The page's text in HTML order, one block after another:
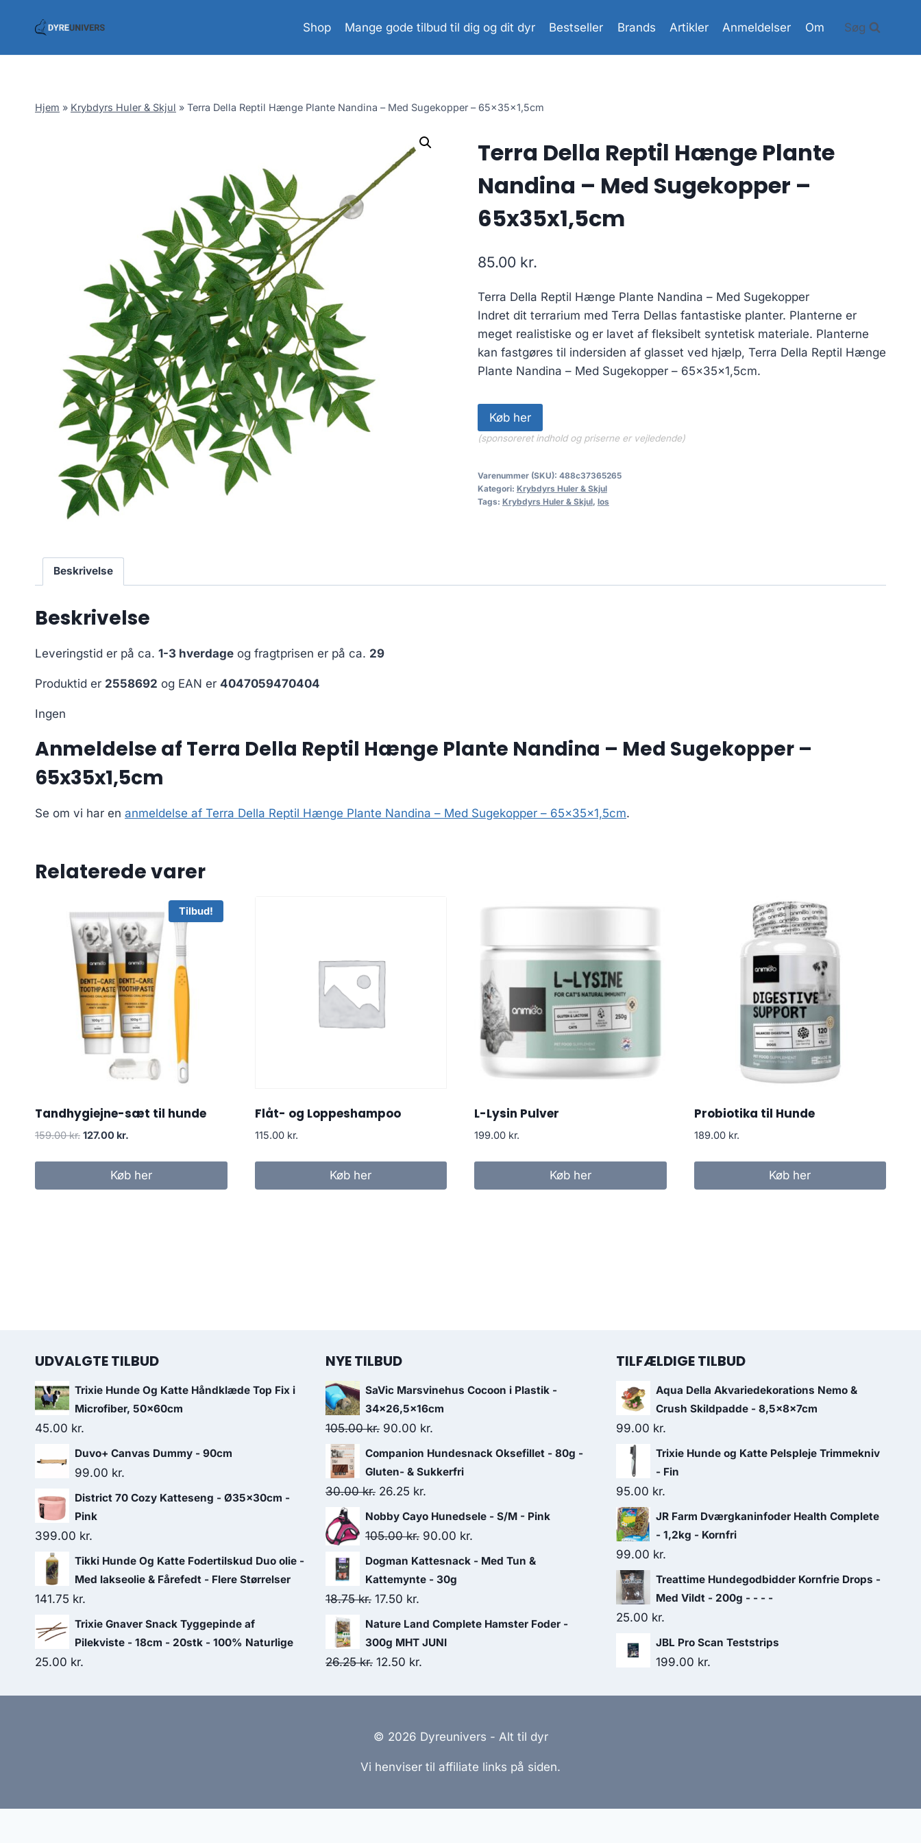
Shop Mange gode tilbud til dig og dit dyr Bestseller Brands Artikler Anmeldelser Om Søg
Hjem » Krybdyrs Huler & Skjul » Terra Della Reptil Hænge Plante Nandina – Med Sugekopper – 65x35x1,5cm
Terra Della Reptil Hænge Plante
Nandina – Med Sugekopper –
65x35x1,5cm
85.00 kr.
Terra Della Reptil Hænge Plante Nandina – Med Sugekopper
Indret dit terrarium med Terra Dellas fantastiske planter. Planterne er
meget realistiske og er lavet af fleksibelt syntetisk materiale. Planterne
kan fastgøres til indersiden af glasset ved hjælp, Terra Della Reptil Hænge
Plante Nandina – Med Sugekopper – 65x35x1,5cm.
Køb her
(sponsoreret indhold og priserne er vejledende)
Varenummer (SKU): 488c37365265
Kategori: Krybdyrs Huler & Skjul
Tags: Krybdyrs Huler & Skjul, los
Beskrivelse
Beskrivelse
Leveringstid er på ca. 1-3 hverdage og fragtprisen er på ca. 29
Produktid er 2558692 og EAN er 4047059470404
Ingen
Anmeldelse af Terra Della Reptil Hænge Plante Nandina – Med Sugekopper –
65x35x1,5cm
Se om vi har en anmeldelse af Terra Della Reptil Hænge Plante Nandina – Med Sugekopper – 65x35x1,5cm.
Relaterede varer
Tilbud!
Tandhygiejne-sæt til hunde
159.00kr. Den
127.00 kr.
er:
Køb her
Flåt- og Loppeshampoo
115.00 kr.
Køb her
L-Lysin Pulver
199.00 kr.
Køb her
Probiotika til Hunde
189.00 kr.
Køb her
UDVALGTE TILBUD
Trixie Hunde Og Katte Håndklæde Top Fix i
Microfiber, 50x60cm
45.00 kr.
Duvo+ Canvas Dummy - 90cm
99.00 kr.
District 70 Cozy Katteseng - Ø35x30cm -
Pink
399.00 kr.
Tikki Hunde Og Katte Fodertilskud Duo olie -
Med lakseolie & Fårefedt - Flere Størrelser
141.75 kr.
Trixie Gnaver Snack Tyggepinde af
Pilekviste - 18cm - 20stk - 100% Naturlige
25.00 kr.
NYE TILBUD
SaVic Marsvinehus Cocoon i Plastik -
34x26,5x16cm
105.00kr. Den
oprindelige
pris
var:
105.00 kr..
90.00 kr.
aktuelle
pris
90.00 kr..
Companion Hundesnack Oksefillet - 80g -
Gluten- & Sukkerfri
30.00kr. Den
oprindelige
pris
30.00 kr..
26.25 kr.
aktuelle
pris
26.25 kr..
Nobby Cayo Hunedsele - S/M - Pink
105.00kr. Den
oprindelige
pris
105.00 kr..
90.00 kr.
aktuelle
90.00 kr..
Dogman Kattesnack - Med Tun &
Kattemynte - 30g
18.75kr. Den
oprindelige
pris
var:
17.50 kr.
aktuelle
pris
er:
Nature Land Complete Hamster Foder -
300g MHT JUNI
26.25kr. Den
26.25 kr..
12.50 kr.
12.50 kr..
TILFÆLDIGE TILBUD
Aqua Della Akvariedekorations Nemo &
Crush Skildpadde - 8,5x8x7cm
99.00 kr.
Trixie Hunde og Katte Pelspleje Trimmekniv
- Fin
95.00 kr.
JR Farm Dværgkaninfoder Health Complete
- 1,2kg - Kornfri
99.00 kr.
Treattime Hundegodbidder Kornfrie Drops -
Med Vildt - 200g - - - -
25.00 kr.
JBL Pro Scan Teststrips
199.00 kr.
© 2026 Dyreunivers - Alt til dyr
Vi henviser til affiliate links på siden.